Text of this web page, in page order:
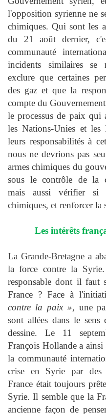
l'opposition syrienne ne
chimiques. Qui sont les
du 21 août dernier,
communauté
incidents similaires se
exclure que certaines
des gaz et que la
compte du
le processus de paix qui
les Nations-Unies et les
leurs responsabilités à
nous ne devrions pas
armes chimiques du
sous le contrôle de la
mais aussi vérifier si
chimiques, et renforcer la
Les intérêts
La Grande-Bretagne a
la force contre la
responsable dont il faut
France ? Face à
contre la paix », une
sont allées dans le
dessine. Le 11
François Hollande a
la communauté
crise en Syrie par des
France était toujours
Syrie. Il semble que la
ancienne façon de